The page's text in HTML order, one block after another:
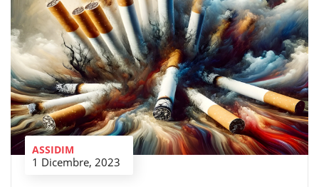
ASSIDIM
1 Dicembre, 2023